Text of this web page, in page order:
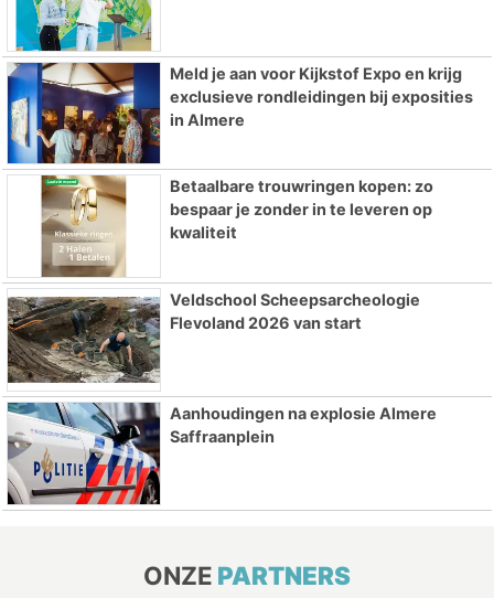
Meld je aan voor Kijkstof Expo en krijg
exclusieve rondleidingen bij exposities
in Almere
Betaalbare trouwringen kopen: zo
bespaar je zonder in te leveren op
kwaliteit
Veldschool Scheepsarcheologie
Flevoland 2026 van start
Aanhoudingen na explosie Almere
Saffraanplein
ONZE PARTNERS